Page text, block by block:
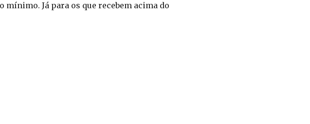
mínimo. Já para os que recebem acima do